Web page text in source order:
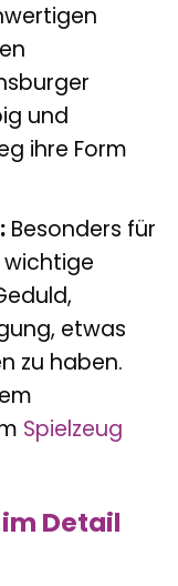
und
ihre Form
Besonders für
wichtige
etwas
zu haben.
Spielzeug
Detail